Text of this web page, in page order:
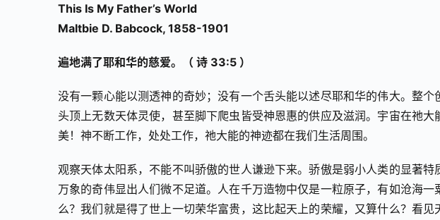
This Is My Father’s World
Maltbie D. Babcock, 1858-1901
遍地满了耶和华的慈爱。（ 诗 33:5 ）
没有一颗心能以测透神的奇妙；没有一个舌头能以述尽耶和华的伟大。整
头顶上无数天体灵使，甚至脚下爬虫皆受神恩惠的供应及滋润。宇宙在祂
美！神不断工作，处处工作，祂大能的神迹都在我们生活周围。
观察天体太阳系，不能不叫骄傲的世人谦逊下来。骄傲是弱小人类的显著
万象的奇伟显出人们微不足道。人在千万造物中仅是一粒原子，有如沧海
么？我们就是得了世上一切荣华富贵，这比起天上的荣耀，又算什么？看